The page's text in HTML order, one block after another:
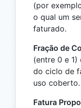
(por
o qual um
faturado.
Fração de
(entre 0 e
do ciclo de
uso coberto.
Fatura